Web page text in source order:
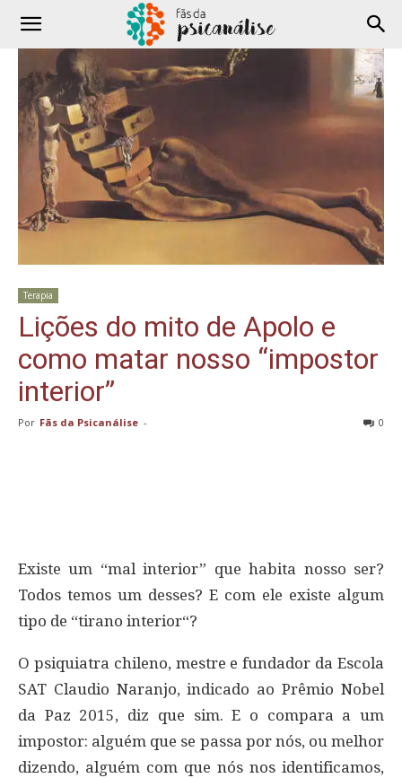
Terapia
Lições do mito de Apolo e
como matar nosso “impostor
interior”
Por Fãs da Psicanálise - 0
Existe um “mal interior” que habita nosso ser?
Todos temos um desses? E com ele existe algum
tipo de “tirano interior“?
O psiquiatra chileno, mestre e fundador da Escola
SAT Claudio Naranjo, indicado ao Prêmio Nobel
da Paz 2015, diz que sim. E o compara a um
impostor: alguém que se passa por nós, ou melhor
dizendo, alguém com que nós nos identificamos,